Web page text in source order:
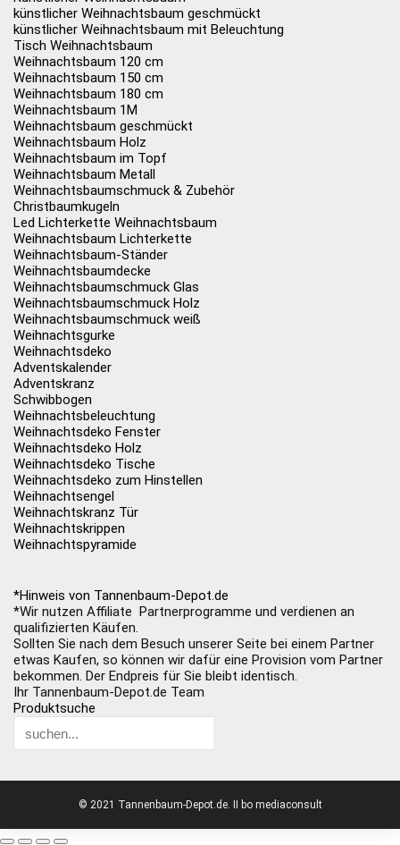
künstlicher Weihnachtsbaum geschmückt
künstlicher Weihnachtsbaum mit Beleuchtung
Tisch Weihnachtsbaum
Weihnachtsbaum 120 cm
Weihnachtsbaum 150 cm
Weihnachtsbaum 180 cm
Weihnachtsbaum 1M
Weihnachtsbaum geschmückt
Weihnachtsbaum Holz
Weihnachtsbaum im Topf
Weihnachtsbaum Metall
Weihnachtsbaumschmuck & Zubehör
Christbaumkugeln
Led Lichterkette Weihnachtsbaum
Weihnachtsbaum Lichterkette
Weihnachtsbaum-Ständer
Weihnachtsbaumdecke
Weihnachtsbaumschmuck Glas
Weihnachtsbaumschmuck Holz
Weihnachtsbaumschmuck weiß
Weihnachtsgurke
Weihnachtsdeko
Adventskalender
Adventskranz
Schwibbogen
Weihnachtsbeleuchtung
Weihnachtsdeko Fenster
Weihnachtsdeko Holz
Weihnachtsdeko Tische
Weihnachtsdeko zum Hinstellen
Weihnachtsengel
Weihnachtskranz Tür
Weihnachtskrippen
Weihnachtspyramide
*Hinweis von Tannenbaum-Depot.de
*Wir nutzen Affiliate Partnerprogramme und verdienen an
qualifizierten Käufen.
Sollten Sie nach dem Besuch unserer Seite bei einem Partner
etwas Kaufen, so können wir dafür eine Provision vom Partner
bekommen. Der Endpreis für Sie bleibt identisch.
Ihr Tannenbaum-Depot.de Team
Produktsuche
© 2021 Tannenbaum-Depot.de. II bo mediaconsult